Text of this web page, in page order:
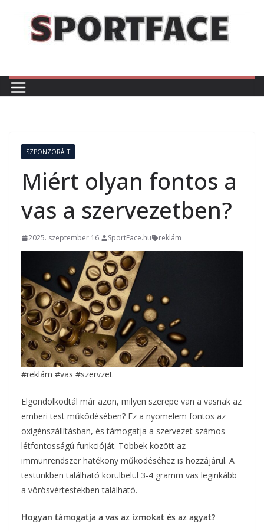
content
SZPONZORÁLT
Miért olyan fontos a
vas a szervezetben?
2025. szeptember 16. SportFace.hu reklám
#reklám #vas #szervzet
Elgondolkodtál már azon, milyen szerepe van a vasnak az
emberi test működésében? Ez a nyomelem fontos az
oxigénszállításban, és támogatja a szervezet számos
létfontosságú funkcióját. Többek között az
immunrendszer hatékony működéséhez is hozzájárul. A
testünkben található körülbelül 3-4 gramm vas leginkább
a vörösvértestekben található.
Hogyan támogatja a vas az izmokat és az agyat?